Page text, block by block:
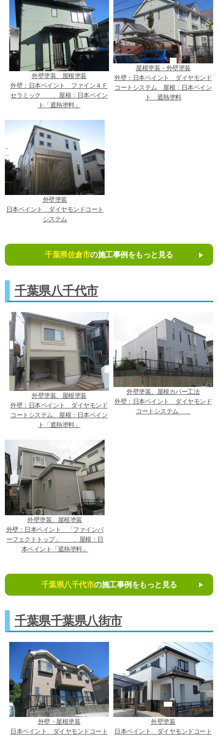
外壁塗装、屋根塗装
外壁：日本ペイント ファイン４Ｆ
セラミック 、屋根：日本ペイン
ト「遮熱塗料」
屋根塗装・外壁塗装
外壁：日本ペイント ダイヤモンド
コートシステム 屋根：日本ペイン
ト 遮熱塗料
外壁塗装
日本ペイント ダイヤモンドコート
システム
千葉県佐倉市の施工事例をもっと見る
千葉県八千代市
外壁塗装、屋根塗装
外壁：日本ペイント ダイヤモンド
コートシステム、屋根：日本ペイン
ト「遮熱塗料」
外壁塗装、屋根カバー工法
外壁：日本ペイント ダイヤモンド
コートシステム
外壁塗装、屋根塗装
外壁：日本ペイント 「ファインパ
ーフェクトトップ」 、屋根：日
本ペイント「遮熱塗料」
千葉県八千代市の施工事例をもっと見る
千葉県千葉県八街市
外壁・屋根塗装
日本ペイント ダイヤモンドコート
外壁塗装
日本ペイント ダイヤモンドコート